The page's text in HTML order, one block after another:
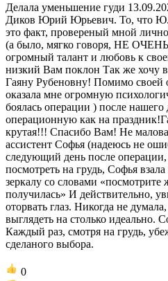
Делала уменьшение гуди
Диков Юрий Юрьевич. То, что
это факт, провереный мной
(а было, мягко говоря, НЕ
огромный талант и любовь к
низкий Вам поклон Так же хочу
Гаяну Рубеновну! Помимо своей
оказала мне огромную
боялась операции ) после нашего
операционную как на
крутая!!! Спасибо Вам! Не
ассистент Софья (надеюсь не
следующий день после операции,
посмотреть на грудь, Софья
зеркалу со словами «посмотрите
получилась» И действительно,
оторвать глаз. Никогда не
выглядеть на столько идеально.
Каждый раз, смотря на грудь,
сделаного выбора.
0